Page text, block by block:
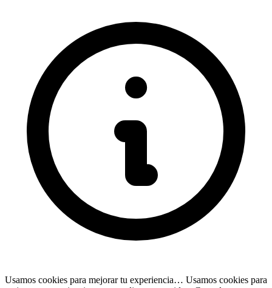
Usamos cookies para mejorar tu experiencia… Usamos cookies para